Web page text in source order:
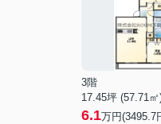
3階
17.45坪 (57.71㎡
6.1万円(3495.7